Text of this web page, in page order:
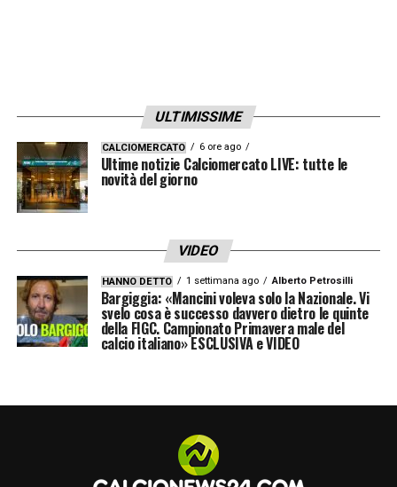
CONSIGLI DI THIAGO MOTTA –
con noi ragazzi e con tutta la squadra.
Sicuramente si sta focalizzando
al mister piace vederci allegri e proviamo a
portare un ambiente sereno in spogliatoio.
Mi sta dando parecchio spazio, voglio
ripagarlo al meglio».
SAVONA SU JUVENTUSNEWS24
LA PLAYLIST DELLE NOSTRE TOP NEWS
ULTIMISSIME
CALCIOMERCATO 6 ore ago
Ultime notizie Calciomercato LIVE: tutte le
novità del giorno
VIDEO
HANNO DETTO 1 settimana ago Alberto Petrosilli
Bargiggia: «Mancini voleva solo la Nazionale. Vi
svelo cosa è successo davvero dietro le quinte
della FIGC. Campionato Primavera male del
calcio italiano» ESCLUSIVA e VIDEO